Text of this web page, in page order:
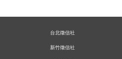
台北徵信社
新竹徵信社